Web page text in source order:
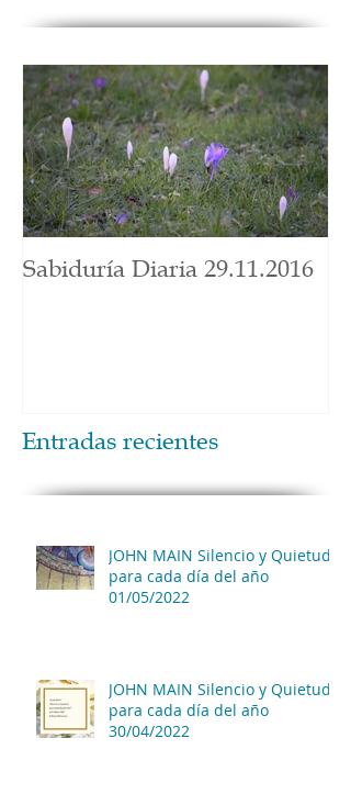
Sabiduría Diaria 29.11.2016
Entradas recientes
JOHN MAIN Silencio y Quietud
para cada día del año
01/05/2022
JOHN MAIN Silencio y Quietud
para cada día del año
30/04/2022